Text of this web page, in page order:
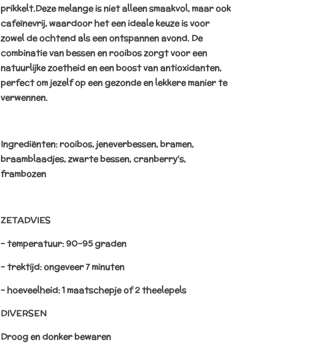
prikkelt.Deze melange is niet alleen smaakvol, maar ook
cafeïnevrij, waardoor het een ideale keuze is voor
zowel de ochtend als een ontspannen avond. De
combinatie van bessen en rooibos zorgt voor een
natuurlijke zoetheid en een boost van antioxidanten,
perfect om jezelf op een gezonde en lekkere manier te
verwennen.
Ingrediënten: rooibos, jeneverbessen, bramen,
braamblaadjes, zwarte bessen, cranberry's,
frambozen
ZETADVIES
– temperatuur: 90-95 graden
– trektijd: ongeveer 7 minuten
– hoeveelheid: 1 maatschepje of 2 theelepels
DIVERSEN
Droog en donker bewaren